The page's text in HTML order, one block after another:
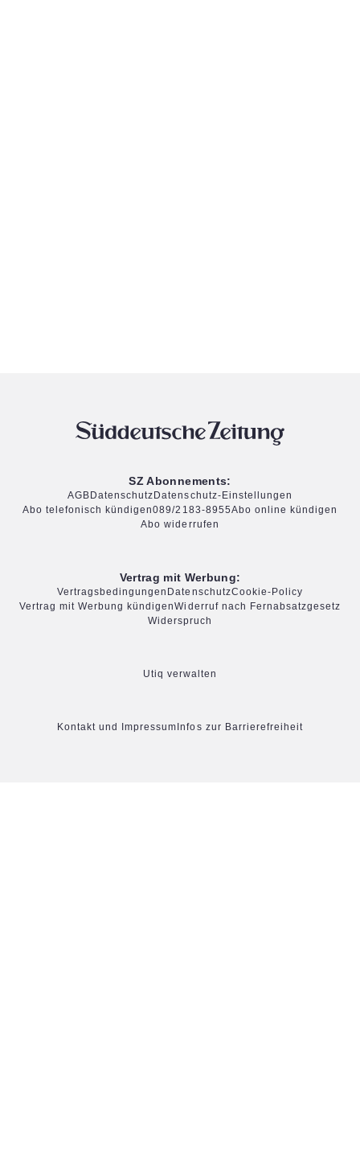
SZ Abonnements:
AGB Datenschutz Datenschutz-Einstellungen
Abo telefonisch kündigen089/2183-8955Abo online kündigen
Abo widerrufen
Vertrag mit Werbung:
Vertragsbedingungen DatenschutzCookie-Policy
Vertrag mit Werbung kündigenWiderruf nach Fernabsatzgesetz
Widerspruch
Utiq verwalten
Kontakt und Impressum Infos zur Barrierefreiheit